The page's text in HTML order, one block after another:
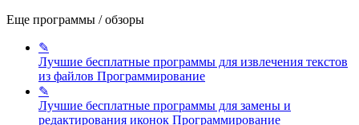
Еще программы / обзоры
✎
Лучшие бесплатные программы для извлечения текстов
из файлов Программирование
✎
Лучшие бесплатные программы для замены и
редактирования иконок Программирование